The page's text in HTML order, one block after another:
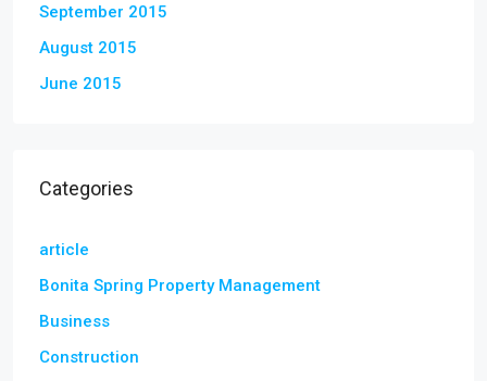
September 2015
August 2015
June 2015
Categories
article
Bonita Spring Property Management
Business
Construction